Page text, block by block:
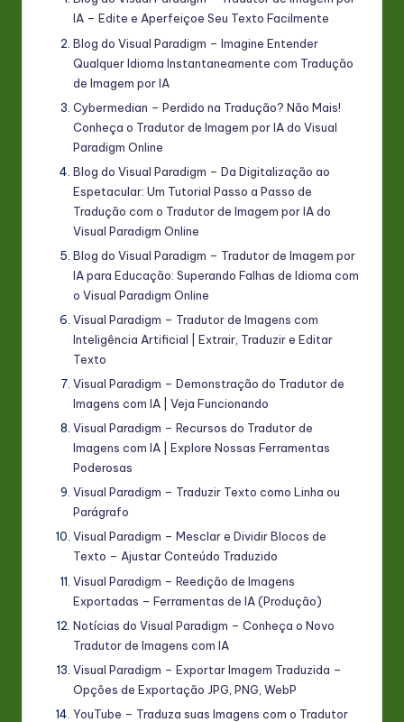
IA – Edite e Aperfeiçoe Seu Texto Facilmente
Blog do Visual Paradigm – Imagine Entender
Qualquer Idioma Instantaneamente com Tradução
de Imagem por IA
Cybermedian – Perdido na Tradução? Não Mais!
Conheça o Tradutor de Imagem por IA do Visual
Paradigm Online
Blog do Visual Paradigm – Da Digitalização ao
Espetacular: Um Tutorial Passo a Passo de
Tradução com o Tradutor de Imagem por IA do
Visual Paradigm Online
Blog do Visual Paradigm – Tradutor de Imagem por
IA para Educação: Superando Falhas de Idioma com
o Visual Paradigm Online
Visual Paradigm – Tradutor de Imagens com
Inteligência Artificial | Extrair, Traduzir e Editar
Texto
Visual Paradigm – Demonstração do Tradutor de
Imagens com IA | Veja Funcionando
Visual Paradigm – Recursos do Tradutor de
Imagens com IA | Explore Nossas Ferramentas
Poderosas
Visual Paradigm – Traduzir Texto como Linha ou
Parágrafo
Visual Paradigm – Mesclar e Dividir Blocos de
Texto – Ajustar Conteúdo Traduzido
Visual Paradigm – Reedição de Imagens
Exportadas – Ferramentas de IA (Produção)
Notícias do Visual Paradigm – Conheça o Novo
Tradutor de Imagens com IA
Visual Paradigm – Exportar Imagem Traduzida –
Opções de Exportação JPG, PNG, WebP
YouTube – Traduza suas Imagens com o Tradutor